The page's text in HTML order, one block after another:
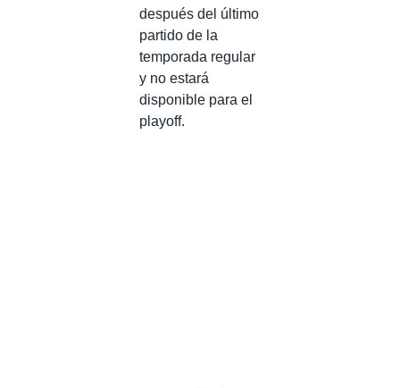
después del último
partido de la
temporada regular
y no estará
disponible para el
playoff.